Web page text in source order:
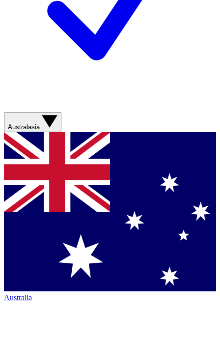
Australasia
Australia